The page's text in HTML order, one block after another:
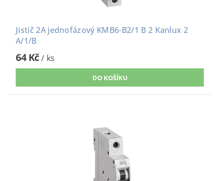
Jistič 2A jednofázový KMB6-B2/1 B 2 Kanlux 2
A/1/B
64 Kč/ ks